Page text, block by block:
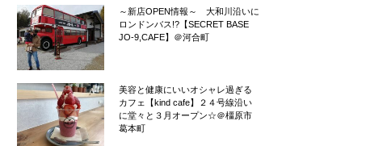
～新店OPEN情報～ 大和川沿いに
ロンドンバス!?【SECRET BASE
JO-9,CAFE】＠河合町
美容と健康にいいオシャレ過ぎる
カフェ【kind cafe】２４号線沿い
に堂々と３月オープン☆＠橿原市
葛本町